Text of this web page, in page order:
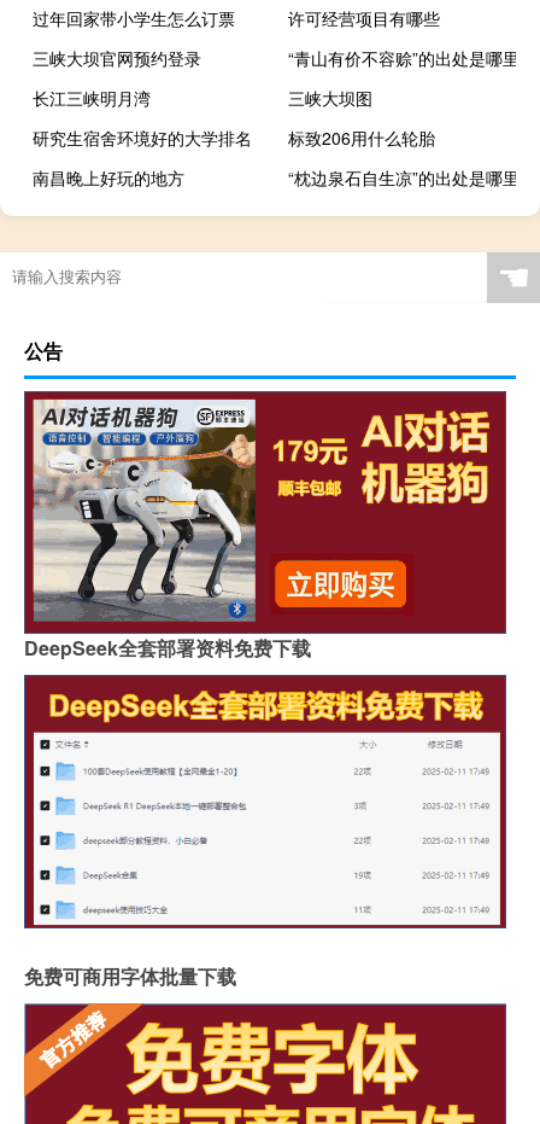
过年回家带小学生怎么订票
许可经营项目有哪些
三峡大坝官网预约登录
“青山有价不容赊”的出处是哪里
长江三峡明月湾
三峡大坝图
研究生宿舍环境好的大学排名
标致206用什么轮胎
南昌晚上好玩的地方
“枕边泉石自生凉”的出处是哪里
☚
公告
DeepSeek全套部署资料免费下载
免费可商用字体批量下载